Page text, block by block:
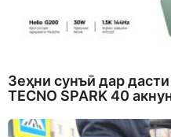
Зеҳни сунъӣ дар
TECNO SPARK 40